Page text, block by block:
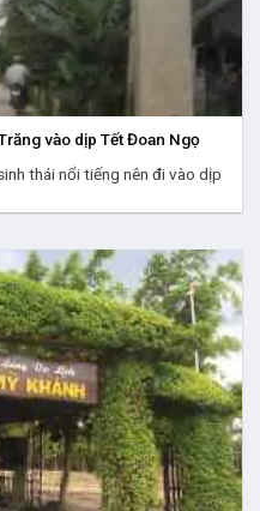
vào dịp Tết Đoan Ngọ
thái nổi tiếng nên đi vào dịp